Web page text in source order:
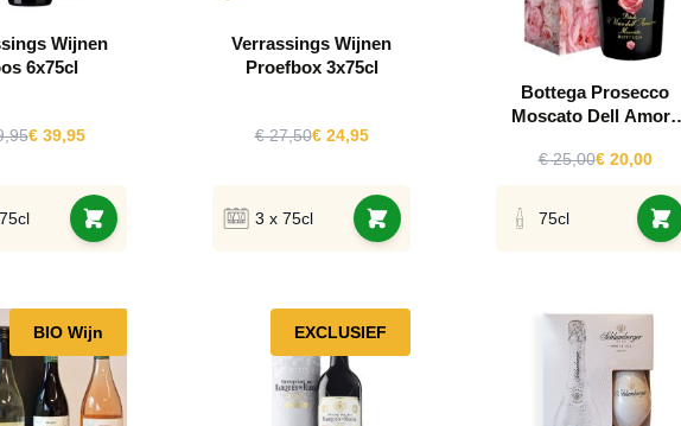
Wijnen
6x75cl
€ 39,95
Verrassings Wijnen
Proefbox 3x75cl
€ 27,50€ 24,95
3 x 75cl
Bottega Prosecco
Moscato Dell Amore
€ 25,00€ 20,00
75cl
BIO Wijn EXCLUSIEF